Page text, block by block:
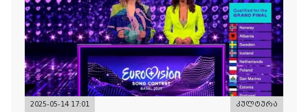
2025-05-14 17:01 კულტურა